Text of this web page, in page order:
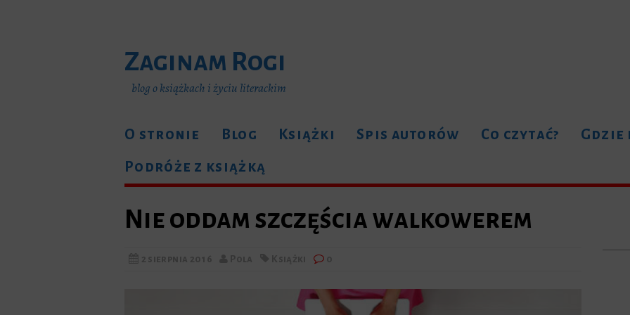
Zaginam Rogi
blog o książkach i życiu literackim
O stronie Blog Książki Spis autorów Co czytać?
Gdzie
Podróże z książką
Nie oddam szczęścia walkowerem